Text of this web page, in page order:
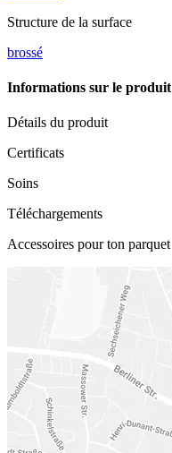
Structure de la surface
brossé
Informations sur le produit
Détails du produit
Certificats
Soins
Téléchargements
Accessoires pour ton parquet